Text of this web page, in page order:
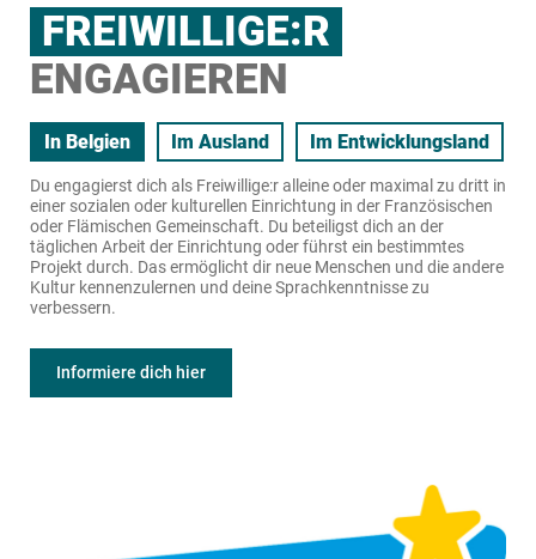
FREIWILLIGE:R
ENGAGIEREN
In Belgien Im Ausland Im Entwicklungsland
Du engagierst dich als Freiwillige:r alleine oder maximal zu dritt in
einer sozialen oder kulturellen Einrichtung in der Französischen
oder Flämischen Gemeinschaft. Du beteiligst dich an der
täglichen Arbeit der Einrichtung oder führst ein bestimmtes
Projekt durch. Das ermöglicht dir neue Menschen und die andere
Kultur kennenzulernen und deine Sprachkenntnisse zu
verbessern.
Informiere dich hier
lernen – und auf jeden Fall unvergessliche Erinnerungen mit
nach Hause zu nehmen. Bei der großen Bandbreite der
Projektthemen findest du sicher etwas, das deinen Interessen
Katastrophenvorsorge verbessern müssen. Dazu wirst du
geschult und vorbereitet, damit du über die erforderlichen
Fähigkeiten und Kompetenzen verfügst, um Menschen in Not
wirksam zu helfen. Du möchtest dich solidarisch engagieren?